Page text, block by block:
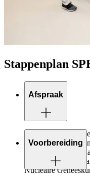
Stappenplan
Afspraak
Uw specialist heeft
klachten verder te
door uw specialist
bevestiging van
Nucleaire
Voorbereiding